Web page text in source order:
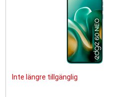
Inte längre tillgänglig